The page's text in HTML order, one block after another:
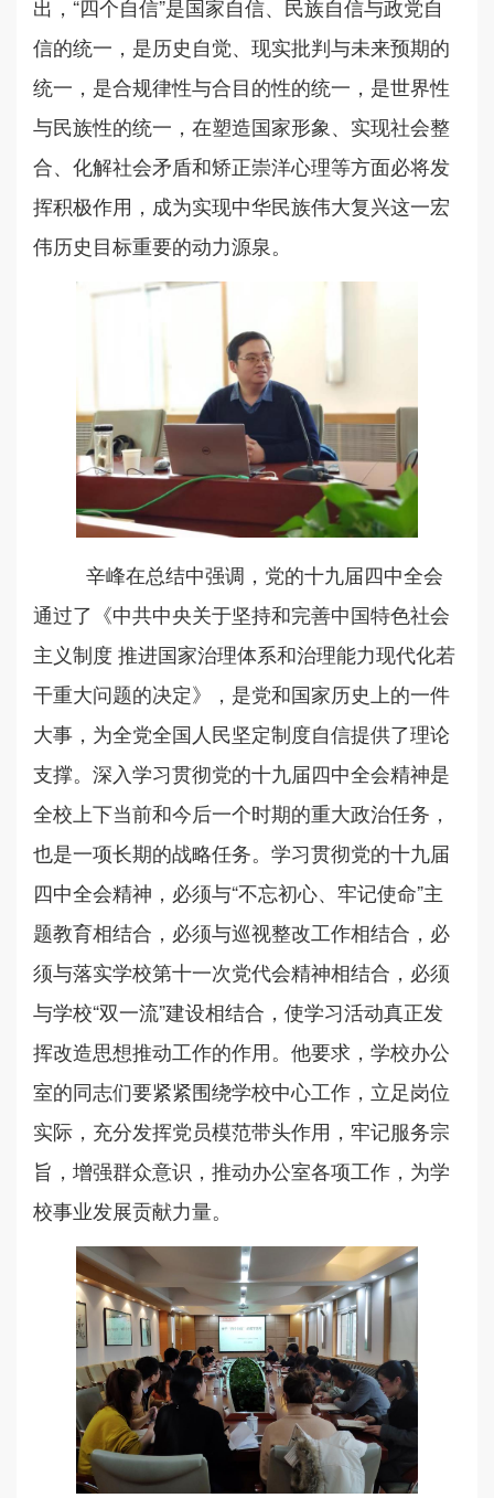
出，“四个自信”是国家自信、民族自信与政党自
信的统一，是历史自觉、现实批判与未来预期的
统一，是合规律性与合目的性的统一，是世界性
与民族性的统一，在塑造国家形象、实现社会整
合、化解社会矛盾和矫正崇洋心理等方面必将发
挥积极作用，成为实现中华民族伟大复兴这一宏
伟历史目标重要的动力源泉。
辛峰在总结中强调，党的十九届四中全会
通过了《中共中央关于坚持和完善中国特色社会
主义制度 推进国家治理体系和治理能力现代化若
干重大问题的决定》，是党和国家历史上的一件
大事，为全党全国人民坚定制度自信提供了理论
支撑。深入学习贯彻党的十九届四中全会精神是
全校上下当前和今后一个时期的重大政治任务，
也是一项长期的战略任务。学习贯彻党的十九届
四中全会精神，必须与“不忘初心、牢记使命”主
题教育相结合，必须与巡视整改工作相结合，必
须与落实学校第十一次党代会精神相结合，必须
与学校“双一流”建设相结合，使学习活动真正发
挥改造思想推动工作的作用。他要求，学校办公
室的同志们要紧紧围绕学校中心工作，立足岗位
实际，充分发挥党员模范带头作用，牢记服务宗
旨，增强群众意识，推动办公室各项工作，为学
校事业发展贡献力量。